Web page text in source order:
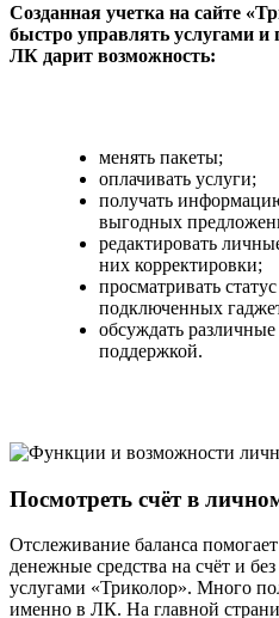
Созданная учетка на сайте
быстро управлять услугами и
ЛК дарит возможность:
менять пакеты;
оплачивать услуги;
получать
выгодных
редактировать
них корректировки;
просматривать
подключенных
обсуждать
поддержкой.
Посмотреть счёт в
Отслеживание баланса
денежные средства на счёт и
услугами «Триколор». Много
именно в ЛК. На главной